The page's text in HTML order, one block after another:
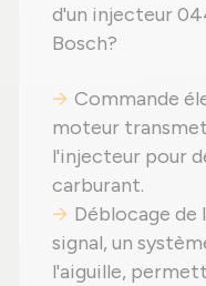
d'un injecteur
Bosch?
Commande
moteur
l'injecteur pour
carburant.
Déblocage de
signal, un
l'aiguille,